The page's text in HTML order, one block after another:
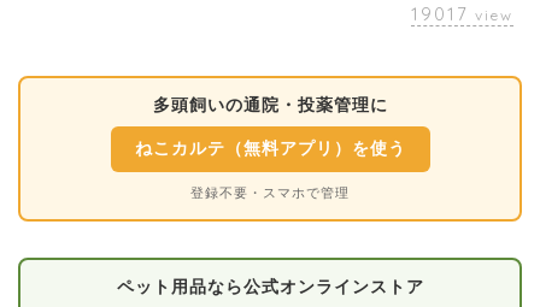
19017 view
多頭飼いの通院・投薬管理に
ねこカルテ（無料アプリ）を使う
登録不要・スマホで管理
ペット用品なら公式オンラインストア